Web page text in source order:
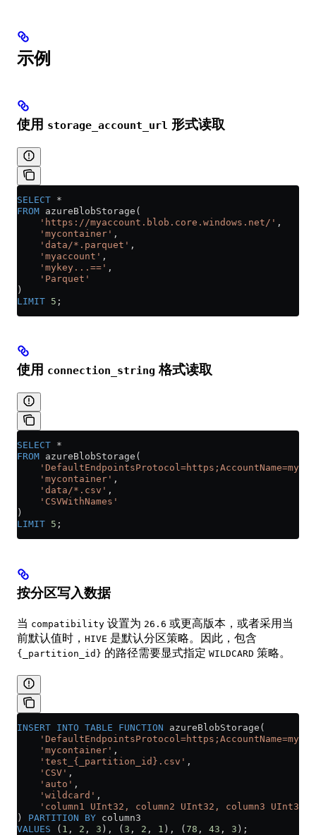
示例
使用 storage_account_url 形式读取
SELECT *
FROM azureBlobStorage(
    'https://myaccount.blob.core.windows.net/'
,
    'mycontainer'
,
    'data/*.parquet'
,
    'myaccount'
,
    'mykey...=='
,
    'Parquet'
)
LIMIT 5 ;
使用 connection_string 格式读取
SELECT *
FROM azureBlobStorage(
    'mycontainer'
,
    'data/*.csv'
,
    'CSVWithNames'
)
LIMIT 5 ;
按分区写入数据
当 compatibility 设置为 26.6 或更高版本，或者采用当
前默认值时， HIVE 是默认分区策略。因此，包含
{_partition_id} 的路径需要显式指定 WILDCARD 策略。
INSERT INTO TABLE FUNCTION azureBlobStorage(
    'mycontainer'
,
    'test_{_partition_id}.csv'
,
    'CSV'
,
    'auto'
,
    'wildcard'
,
    'column1 UInt32, column2 UInt32, column3 UInt32'
) PARTITION BY column3
VALUES ( 1 , 2 , 3 ), ( 3 , 2 , 1 ), (78 , 43 , 3 );